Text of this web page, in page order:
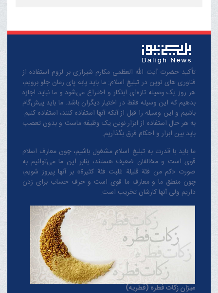
تأکید حضرت آیت الله العظمی مکارم شیرازی بر لزوم استفاده از
فناوری های نوین در تبلیغ اسلام: ما باید پابه پای زمان جلو برویم،
هر روز یک وسیله تازه‌ای ابتکار و اختراع می‌شود و ما نباید اجازه
بدهیم که این وسیله فقط در اختیار دیگران باشد. ما باید پیش‌گام
باشیم و این وسیله را قبل از آنکه آنها استفاده کنند، استفاده کنیم.
به هر حال استفاده از ابزار نوین یک وظیفه ماست و بدون تعصب
باید بین ابزار و احکام فرق بگذاریم.
ما باید با قدرت به تبلیغ اسلام مشغول باشیم، چون معارف اسلام
قوی است و مخالفان ضعیف هستند، بنابر این ما می‌توانیم به
صورت «کم من فئة قلیلة غلبت فئة کثیرة» بر آنها پیروز شویم،
چون منطق‌ ما و معارف ‌ما قوی است و حرف حساب برای زدن
داریم ولی آنها کارشان تخریب است.
میزان زکات فطره (فطریه)